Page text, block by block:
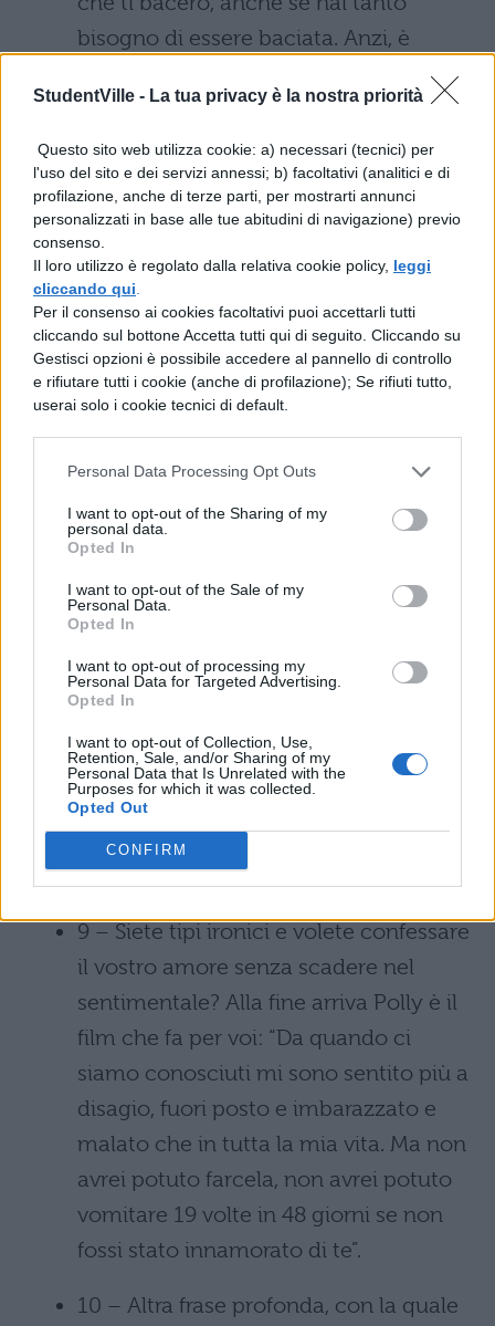
StudentVille - La tua privacy è la nostra priorità
Questo sito web utilizza cookie: a) necessari (tecnici) per
l'uso del sito e dei servizi annessi; b) facoltativi (analitici e di
profilazione, anche di terze parti, per mostrarti annunci
personalizzati in base alle tue abitudini di navigazione) previo
consenso.
Il loro utilizzo è regolato dalla relativa cookie policy, leggi
cliccando qui
Per il consenso ai cookies facoltativi puoi accettarli tutti
cliccando sul bottone Accetta tutti qui di seguito. Cliccando su
Gestisci opzioni è possibile accedere al pannello di controllo
e rifiutare tutti i cookie (anche di profilazione); Se rifiuti tutto,
userai solo i cookie tecnici di default.
Personal Data Processing Opt Outs
I want to opt-out of the Sharing of my
personal data.
Opted In
I want to opt-out of the Sale of my
Personal Data.
Opted In
I want to opt-out of processing my
Personal Data for Targeted Advertising.
Opted In
I want to opt-out of Collection, Use,
Retention, Sale, and/or Sharing of my
Personal Data that Is Unrelated with the
Purposes for which it was collected.
Opted Out
CONFIRM
bisogno di essere baciata. Anzi, è
essere baciata spesso, e da qualcuno
che sappia come fare”.
6 – Se invece il vostro proposito è
quello di congedarvi per sempre dal
vostro partner ecco le paroel del Bardo
in Shakespeare in Love, dirette
all'amata Viola che non potrà mai
avere: “Tu non invecchierai mai per me,
né svanirai dalla memoria, né morirai”.
7 – Puntate alla semplicità dei classici?
Non pensiamo ci sia niente di meglio
della frase, riadattabile a piacere, alla
sono che una ragazza che sta in piedi
amarla”.
8 – In cerca di perdono ma non
proprio disposti al pentimento? Citate
il vecchio ma sempre validissimo Love
Story del 1970: “L'amore significa non
dover mai dire che ti dispiace”.
9 – Siete tipi ironici e volete confessare
il vostro amore senza scadere nel
sentimentale? Alla fine arriva Polly è il
film che fa per voi: “Da quando ci
siamo conosciuti mi sono sentito più a
disagio, fuori posto e imbarazzato e
malato che in tutta la mia vita. Ma non
avrei potuto farcela, non avrei potuto
vomitare 19 volte in 48 giorni se non
fossi stato innamorato di te”.
10 – Altra frase profonda, con la quale